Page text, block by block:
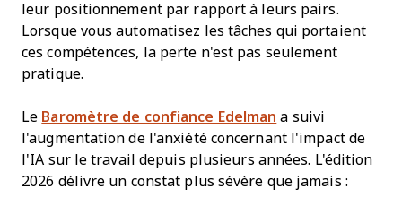
leur positionnement par rapport à leurs pairs.
Lorsque vous automatisez les tâches qui portaient
ces compétences, la perte n'est pas seulement
pratique.
Le Baromètre de confiance Edelman a suivi
l'augmentation de l'anxiété concernant l'impact de
l'IA sur le travail depuis plusieurs années. L'édition
2026 délivre un constat plus sévère que jamais :